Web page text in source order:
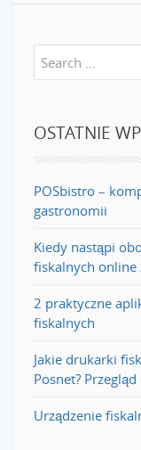
OSTATNIE
POSbistro –
gastronomii
Kiedy nastąpi
fiskalnych online
2 praktyczne
fiskalnych
Jakie drukarki
Posnet?
Urządzenie